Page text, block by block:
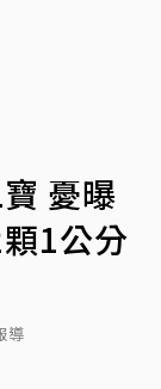
憂曝
1公分
導